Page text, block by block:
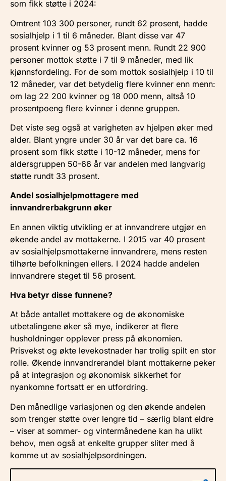
som fikk støtte i 2024:
Omtrent 103 300 personer, rundt 62 prosent, hadde
sosialhjelp i 1 til 6 måneder. Blant disse var 47
prosent kvinner og 53 prosent menn. Rundt 22 900
personer mottok støtte i 7 til 9 måneder, med lik
kjønnsfordeling. For de som mottok sosialhjelp i 10 til
12 måneder, var det betydelig flere kvinner enn menn:
om lag 22 200 kvinner og 18 000 menn, altså 10
prosentpoeng flere kvinner i denne gruppen.
Det viste seg også at varigheten av hjelpen øker med
alder. Blant yngre under 30 år var det bare ca. 16
prosent som fikk støtte i 10-12 måneder, mens for
aldersgruppen 50-66 år var andelen med langvarig
støtte rundt 33 prosent.
Andel sosialhjelpmottagere med
innvandrerbakgrunn øker
En annen viktig utvikling er at innvandrere utgjør en
økende andel av mottakerne. I 2015 var 40 prosent
av sosialhjelpsmottakerne innvandrere, mens resten
tilhørte befolkningen ellers. I 2024 hadde andelen
innvandrere steget til 56 prosent.
Hva betyr disse funnene?
At både antallet mottakere og de økonomiske
utbetalingene øker så mye, indikerer at flere
husholdninger opplever press på økonomien.
Prisvekst og økte levekostnader har trolig spilt en stor
rolle. Økende innvandrerandel blant mottakerne peker
på at integrasjon og økonomisk sikkerhet for
nyankomne fortsatt er en utfordring.
Den månedlige variasjonen og den økende andelen
som trenger støtte over lengre tid – særlig blant eldre
– viser at sommer- og vintermånedene kan ha ulikt
behov, men også at enkelte grupper sliter med å
komme ut av sosialhjelpsordningen.